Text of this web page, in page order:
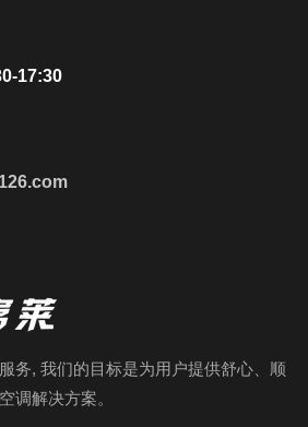
17:30
务, 我们的目标是为用户提供舒心、顺
调解决方案。